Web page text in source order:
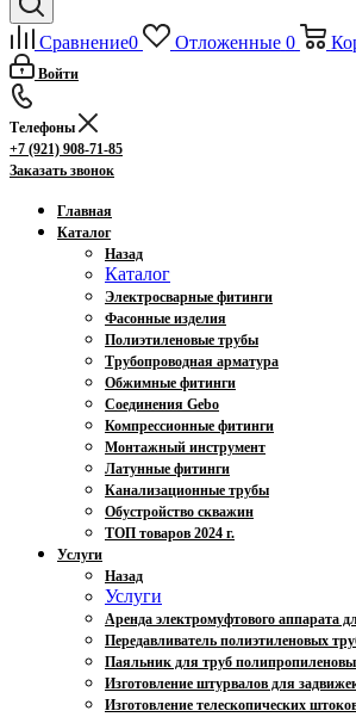
Сравнение0 Отложенные 0
Войти
Телефоны
+7 (921) 908-71-85
Заказать звонок
Главная
Каталог
Назад
Каталог
Электросварные фитинги
Фасонные изделия
Полиэтиленовые трубы
Трубопроводная арматура
Обжимные фитинги
Соединения Gebo
Компрессионные фитинги
Монтажный инструмент
Латунные фитинги
Канализационные трубы
Обустройство скважин
ТОП товаров 2024 г.
Услуги
Назад
Услуги
Аренда электромуфтового аппарата
Передавливатель полиэтиленовых
Паяльник для труб
Изготовление штурвалов для
Изготовление телескопических